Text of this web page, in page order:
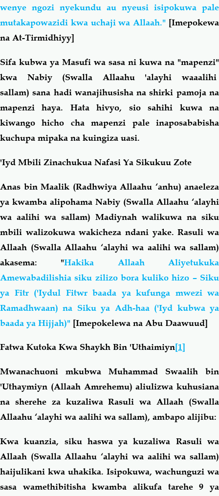
wenye ngozi nyekundu au nyeusi isipokuwa pale
mutakapowazidi kwa uchaji wa Allaah." [Imepokewa
na At-Tirmidhiyy]
Sifa kubwa ya Masufi wa sasa ni kuwa na "mapenzi"
kwa Nabiy (Swalla Allaahu 'alayhi waaalihi
sallam) sana hadi wanajihusisha na shirki pamoja na
mapenzi haya. Hata hivyo, sio sahihi kuwa na
kiwango hicho cha mapenzi pale inaposababisha
kuchupa mipaka na kuingiza uasi.
'Iyd Mbili Zinachukua Nafasi Ya Sikukuu Zote
Anas bin Maalik (Radhwiya Allaahu ‘anhu) anaeleza
ya kwamba alipohama Nabiy (Swalla Allaahu ‘alayhi
wa aalihi wa sallam) Madiynah walikuwa na siku
mbili walizokuwa wakicheza ndani yake. Rasuli wa
Allaah (Swalla Allaahu ‘alayhi wa aalihi wa sallam)
akasema: "Hakika Allaah Aliyetukuka
Amewabadilishia siku zilizo bora kuliko hizo – Siku
ya Fitr ('Iydul Fitwr baada ya kufunga mwezi wa
Ramadhwaan) na Siku ya Adh-haa ('Iyd kubwa ya
baada ya Hijjah)" [Imepokelewa na Abu Daawuud]
Fatwa Kutoka Kwa Shaykh Bin 'Uthaimiyn[1]
Mwanachuoni mkubwa Muhammad Swaalih bin
'Uthaymiyn (Allaah Amrehemu) aliulizwa kuhusiana
na sherehe za kuzaliwa Rasuli wa Allaah (Swalla
Allaahu ‘alayhi wa aalihi wa sallam), ambapo alijibu:
Kwa kuanzia, siku haswa ya kuzaliwa Rasuli wa
Allaah (Swalla Allaahu ‘alayhi wa aalihi wa sallam)
haijulikani kwa uhakika. Isipokuwa, wachunguzi wa
sasa wamethibitisha kwamba alikufa tarehe 9 ya